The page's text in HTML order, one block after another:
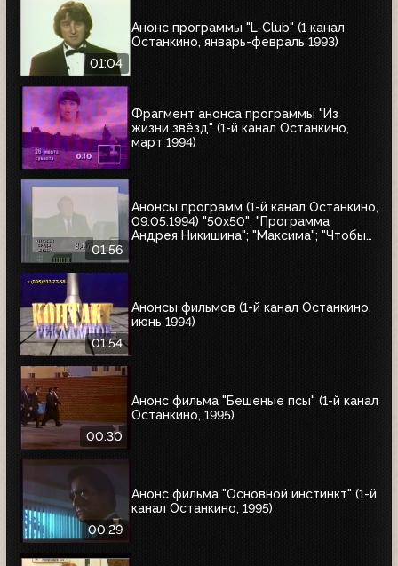
01:04
Анонс программы "L-Club" (1 канал
Останкино, январь-февраль 1993)
Фрагмент анонса программы "Из
жизни звёзд" (1-й канал Останкино,
март 1994)
01:56
Анонсы программ (1-й канал Останкино,
09.05.1994) "50x50"; "Программа
Андрея Никишина"; "Максима"; "Чтобы
01:54
Анонсы фильмов (1-й канал Останкино,
июнь 1994)
00:30
Анонс фильма "Бешеные псы" (1-й канал
Останкино, 1995)
00:29
Анонс фильма "Основной инстинкт" (1-й
канал Останкино, 1995)